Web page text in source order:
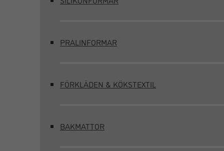
PRALINFORMAR
FÖRKLÄDEN & KÖKSTEXTIL
BAKMATTOR